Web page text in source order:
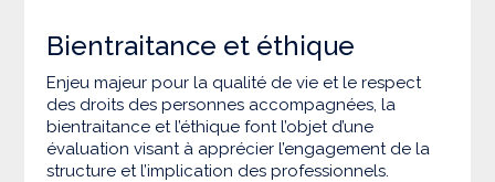
Bientraitance et éthique
Enjeu majeur pour la qualité de vie et le respect
des droits des personnes accompagnées, la
bientraitance et l’éthique font l’objet d’une
évaluation visant à apprécier l’engagement de la
structure et l’implication des professionnels.